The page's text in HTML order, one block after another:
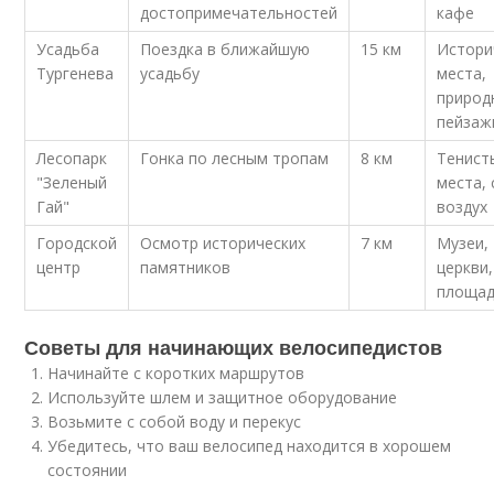
достопримечательностей
кафе
Усадьба
Тургенева
Поездка в ближайшую
усадьбу
15 км
места,
Лесопарк
"Зеленый
Гай"
Гонка по лесным тропам 8 км
места,
воздух
Городской
центр
Осмотр исторических
памятников
7 км
Музеи,
церкви,
Советы для начинающих велосипедистов
Начинайте с коротких маршрутов
Используйте шлем и защитное оборудование
Возьмите с собой воду и перекус
Убедитесь, что ваш велосипед находится в хорошем
состоянии